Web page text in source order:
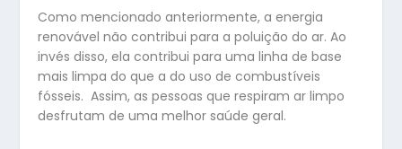
Como mencionado anteriormente, a energia
renovável não contribui para a poluição do ar. Ao
invés disso, ela contribui para uma linha de base
mais limpa do que a do uso de combustíveis
fósseis. Assim, as pessoas que respiram ar limpo
desfrutam de uma melhor saúde geral.